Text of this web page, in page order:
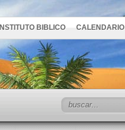
INSTITUTO BIBLICO CALENDARIO